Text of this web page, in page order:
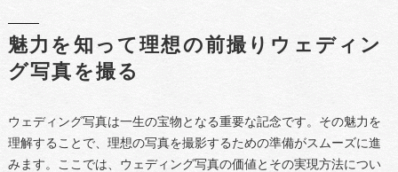
魅力を知って理想の前撮りウェディン
グ写真を撮る
ウェディング写真は一生の宝物となる重要な記念です。その魅力を
理解することで、理想の写真を撮影するための準備がスムーズに進
みます。ここでは、ウェディング写真の価値とその実現方法につい